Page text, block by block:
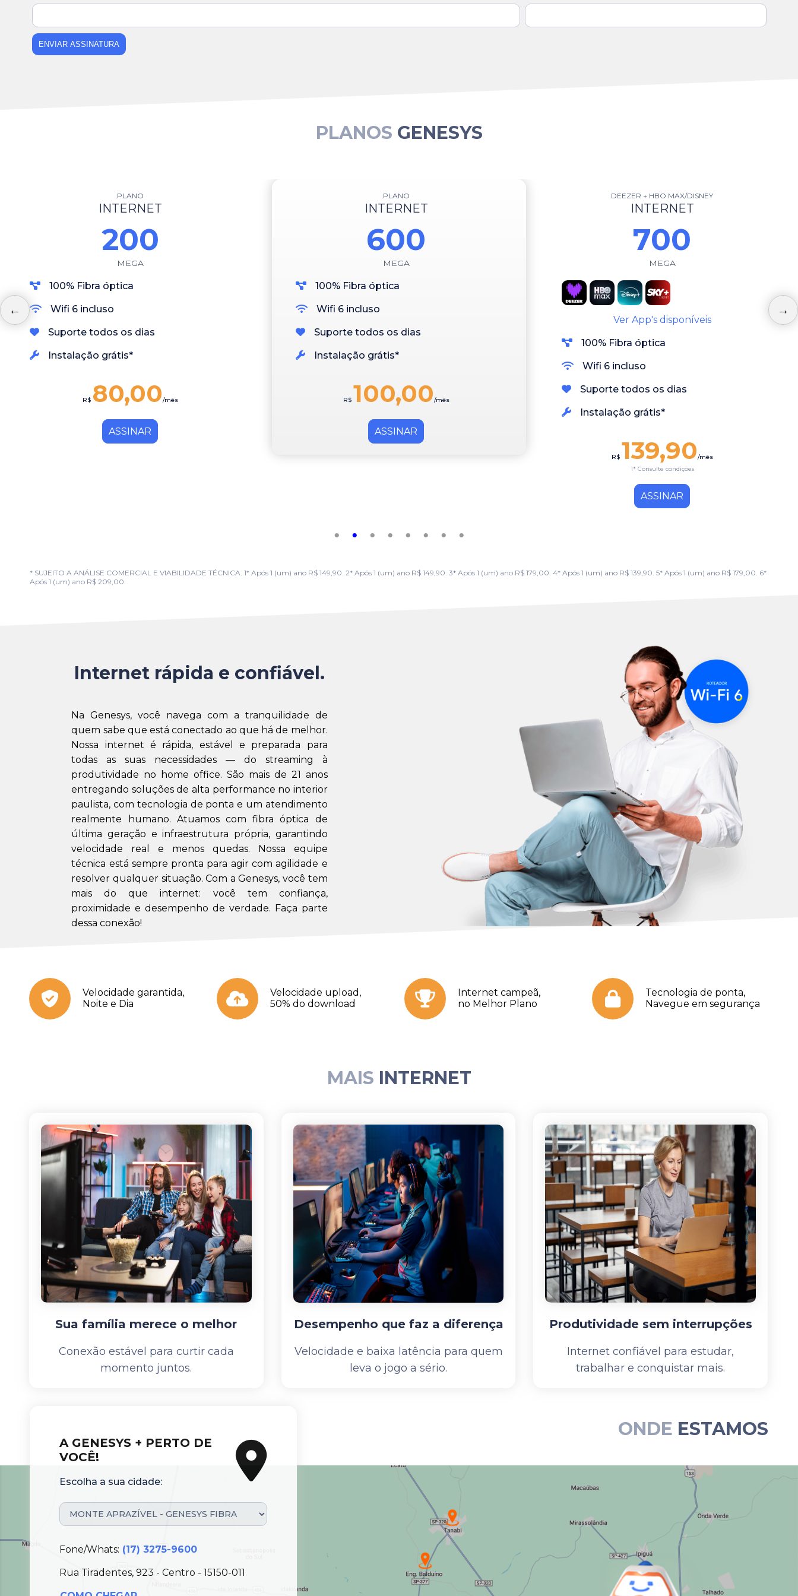
ENVIAR ASSINATURA
PLANOS GENESYS
PLANO
INTERNET
200
MEGA
100% Fibra óptica
Wifi 6 incluso
Suporte todos os dias
Instalação grátis*
R$ 80,00/mês
ASSINAR
PLANO
INTERNET
600
MEGA
100% Fibra óptica
Wifi 6 incluso
Suporte todos os dias
Instalação grátis*
R$ 100,00/mês
ASSINAR
DEEZER + HBO MAX/DISNEY
INTERNET
700
MEGA
Ver App's disponíveis
100% Fibra óptica
Wifi 6 incluso
Suporte todos os dias
Instalação grátis*
R$ 139,90/mês
1* Consulte condições
ASSINAR
* SUJEITO A ANÁLISE COMERCIAL E VIABILIDADE TÉCNICA. 1* Após 1 (um) ano R$ 149,90. 2* Após 1 (um) ano R$ 149,90. 3* Após 1 (um) ano R$ 179,00. 4* Após 1 (um) ano R$ 139,90. 5* Após 1 (um) ano R$ 179,00. 6*
Após 1 (um) ano R$ 209,00.
Internet rápida e confiável.
Na Genesys, você navega com a tranquilidade de
quem sabe que está conectado ao que há de melhor.
Nossa internet é rápida, estável e preparada para
todas as suas necessidades — do streaming à
produtividade no home office. São mais de 21 anos
entregando soluções de alta performance no interior
paulista, com tecnologia de ponta e um atendimento
realmente humano. Atuamos com fibra óptica de
última geração e infraestrutura própria, garantindo
velocidade real e menos quedas. Nossa equipe
técnica está sempre pronta para agir com agilidade e
resolver qualquer situação. Com a Genesys, você tem
mais do que internet: você tem confiança,
proximidade e desempenho de verdade. Faça parte
dessa conexão!
Velocidade garantida,
Noite e Dia
Velocidade upload,
50% do download
Internet campeã,
no Melhor Plano
Tecnologia de ponta,
Navegue em segurança
MAIS INTERNET
Sua família merece o melhor
Conexão estável para curtir cada
momento juntos.
Desempenho que faz a diferença
Velocidade e baixa latência para quem
leva o jogo a sério.
Produtividade sem interrupções
Internet confiável para estudar,
trabalhar e conquistar mais.
ONDE ESTAMOS
A GENESYS + PERTO DE
VOCÊ!
Escolha a sua cidade:
Fone/Whats: (17) 3275-9600
Rua Tiradentes, 923 - Centro - 15150-011